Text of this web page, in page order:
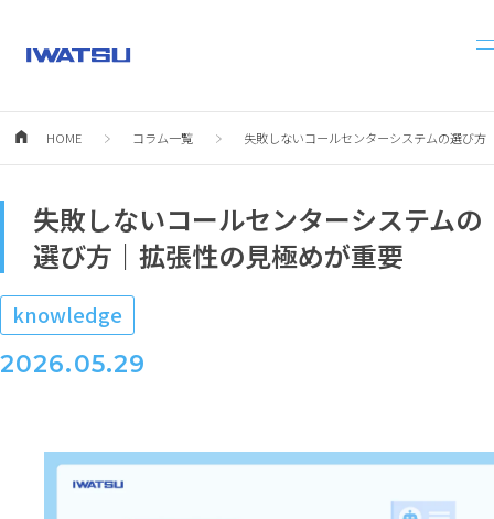
HOME コラム一覧 失敗しないコールセンターシステムの選び方
失敗しないコールセンターシステムの
選び方｜拡張性の見極めが重要
knowledge
2026.05.29